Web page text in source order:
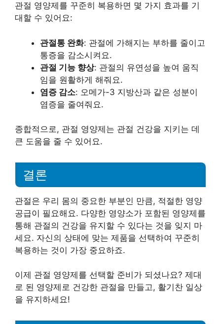
관절 영양제를 꾸준히 복용하면 몇 가지 효과를 기
대할 수 있어요:
관절통 완화: 관절에 가해지는 부하를 줄이고
통증을 감소시켜요.
관절 기능 향상: 관절의 유연성을 높여 움직
임을 원활하게 해줘요.
염증 감소: 오메가-3 지방산과 같은 성분이
염증을 줄여줘요.
종합적으로, 관절 영양제는 관절 건강을 지키는 데
큰 도움을 줄 수 있어요.
결론
관절은 우리 몸의 중요한 부분인 만큼, 적절한 영양
공급이 필요해요. 다양한 영양소가 포함된 영양제를
통해 관절의 건강을 유지할 수 있다는 것을 잊지 마
세요. 자신의 상태에 맞는 제품을 선택하여 꾸준히
복용하는 것이 가장 중요하죠.
이제 관절 영양제를 선택할 준비가 되셨나요? 제대
로 된 영양제로 건강한 관절을 만들고, 활기찬 일상
을 유지하세요!